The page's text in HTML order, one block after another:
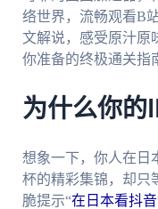
络世界，流畅观看B
文解说，感受原汁原
你准备的终极通关指
为什么你的
想象一下，你人在日
杯的精彩集锦，却只
脆提示“在日本看抖